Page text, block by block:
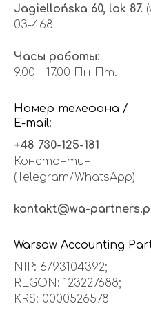
Jagiellońska 60, lok 87.
03-468
Часы работы:
9.00 - 17.00 Пн-Пт.
Номер телефона /
E-mail:
+48 730-125-181
Константин
(Telegram/WhatsApp)
kontakt@wa-
Warsaw Accounting
NIP: 6793104392;
REGON: 123227688;
KRS: 0000526578